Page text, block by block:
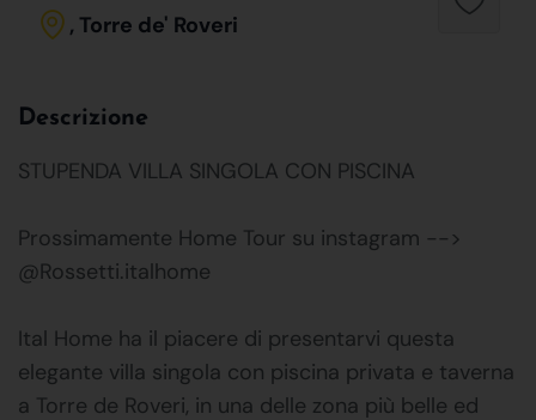
, Torre de' Roveri
Descrizione
STUPENDA VILLA SINGOLA CON PISCINA
Prossimamente Home Tour su instagram -->
@Rossetti.italhome
Ital Home ha il piacere di presentarvi questa
elegante villa singola con piscina privata e taverna
a Torre de Roveri, in una delle zona più belle ed